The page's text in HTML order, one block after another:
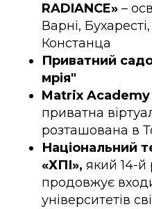
RADIANCE» –
Варні,
Констанца
Приватний
мрія"
Matrix Academy
приватна
розташована в
Національний
«ХПІ», який 14-й
продовжує
університетів